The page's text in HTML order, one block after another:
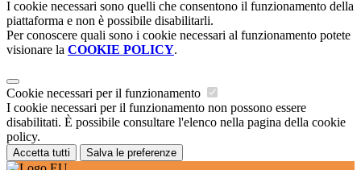
I cookie necessari sono quelli che consentono il funzionamento della
piattaforma e non è possibile disabilitarli.
Per conoscere quali sono i cookie necessari al funzionamento potete
visionare la COOKIE POLICY.
Cookie necessari per il funzionamento
I cookie necessari per il funzionamento non possono essere
disabilitati. È possibile consultare l'elenco nella pagina della cookie
policy.
Accetta tutti Salva le preferenze